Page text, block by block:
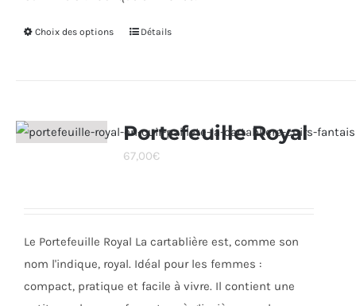
Choix des options
Ce
variations.
Les
choisies
sur
Détails
Portefeuille Royal
67,00€
Le Portefeuille Royal La cartablière est, comme son
nom l'indique, royal. Idéal pour les femmes :
compact, pratique et facile à vivre. Il contient une